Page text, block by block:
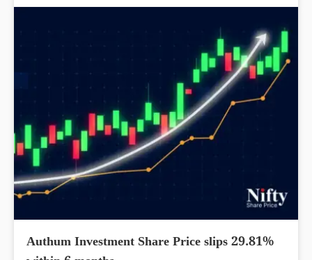
Authum Investment Share Price slips 29.81%